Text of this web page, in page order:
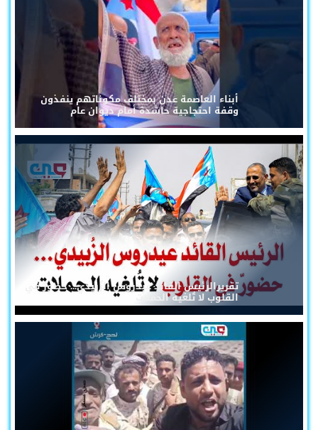
أبناء العاصمة عدن بمختلف مكوناتهم ينفذون
وقفة احتجاجية حاشدة أمام ديوان عام
تقريرالرئيس القائد عيدروس الزُبيدي... حضورٌ في
القلوب لا تُلغيه الحملات